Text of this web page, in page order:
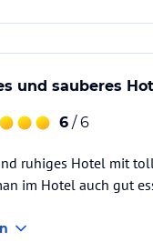
und sauberes
6 / 6
ruhiges Hotel mit
im Hotel auch gut